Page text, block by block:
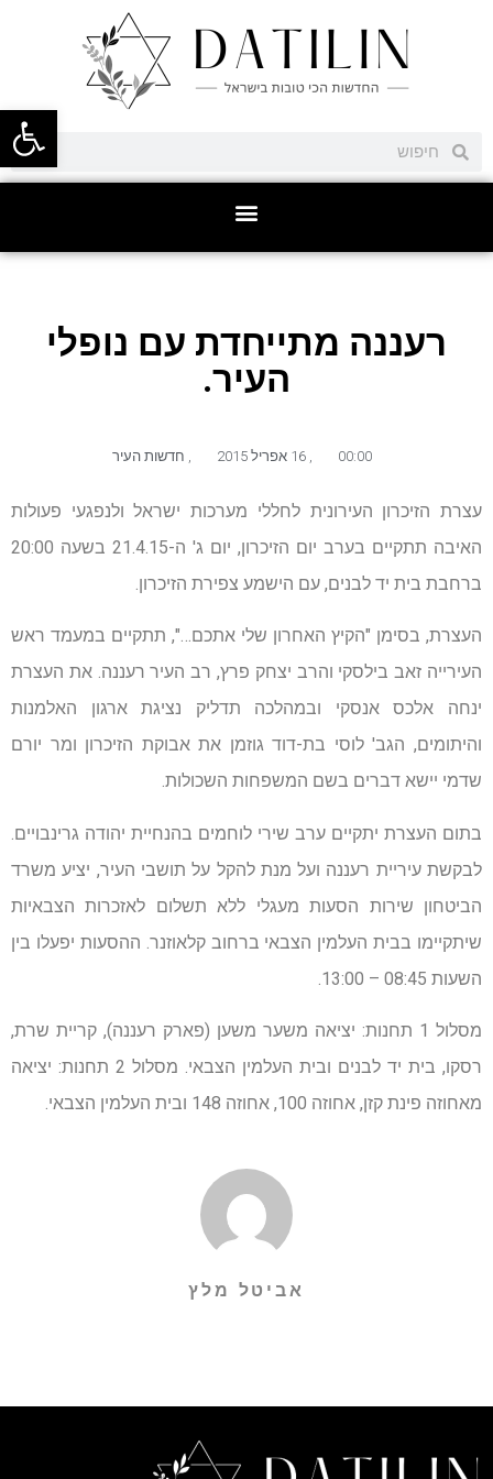
פתח
רעננה מתייחדת עם נופלי
העיר.
00:00
,
, חדשות העיר
עצרת הזיכרון העירונית לחללי מערכות ישראל ולנפגעי פעולות
האיבה תתקיים בערב יום הזיכרון, יום ג' ה-21.4.15 בשעה 20:00
ברחבת בית יד לבנים, עם הישמע צפירת הזיכרון.
העצרת, בסימן "הקיץ האחרון שלי אתכם…", תתקיים במעמד ראש
העירייה זאב בילסקי והרב יצחק פרץ, רב העיר רעננה. את העצרת
ינחה אלכס אנסקי ובמהלכה תדליק נציגת ארגון האלמנות
והיתומים, הגב' לוסי בת-דוד גוזמן את אבוקת הזיכרון ומר יורם
שדמי יישא דברים בשם המשפחות השכולות.
בתום העצרת יתקיים ערב שירי לוחמים בהנחיית יהודה גרינבויים.
לבקשת עיריית רעננה ועל מנת להקל על תושבי העיר, יציע משרד
הביטחון שירות הסעות מעגלי ללא תשלום לאזכרות הצבאיות
שיתקיימו בבית העלמין הצבאי ברחוב קלאוזנר. ההסעות יפעלו בין
השעות 08:45 – 13:00.
מסלול 1 תחנות: יציאה משער משען (פארק רעננה), קריית שרת,
רסקו, בית יד לבנים ובית העלמין הצבאי. מסלול 2 תחנות: יציאה
מאחוזה פינת קזן, אחוזה 100, אחוזה 148 ובית העלמין הצבאי.
אביטל מלץ